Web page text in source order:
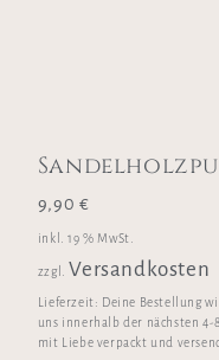
9,90 €
inkl. 19 % MwSt.
zzgl. Versandkosten
Lieferzeit: Deine Bestellung
uns innerhalb der nächsten 4-
mit Liebe verpackt und